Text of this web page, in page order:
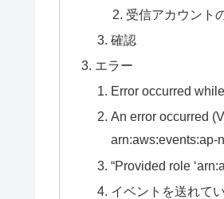
受信アカウント
確認
エラー
Error occurred
An error occurred
arn:aws:events:ap-
“Provided role
イベントを送れて